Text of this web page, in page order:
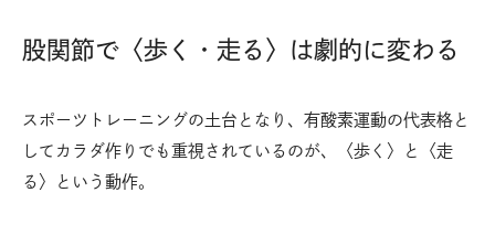
股関節で〈歩く・走る〉は劇的に変わる
スポーツトレーニングの土台となり、有酸素運動の代表格と
してカラダ作りでも重視されているのが、〈歩く〉と〈走
る〉という動作。